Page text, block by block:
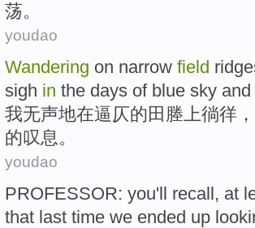
荡。
youdao
Wandering on narrow field
sigh in the days ofblue sky
我无声地在逼仄的 田塍上徜徉
的叹息。
youdao
PROFESSOR: you'll recall, at
that last time we ended up